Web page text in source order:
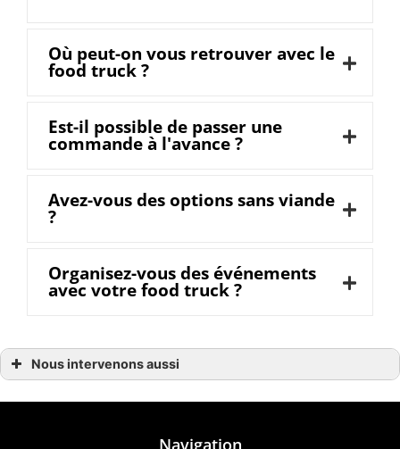
Où peut-on vous retrouver avec le
food truck ?
Est-il possible de passer une
commande à l'avance ?
Avez-vous des options sans viande
?
Organisez-vous des événements
avec votre food truck ?
Nous intervenons aussi
Navigation